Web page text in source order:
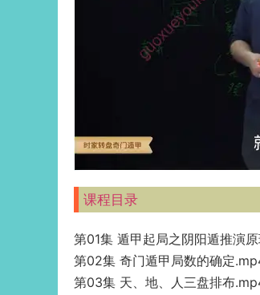
课程目录
第01集 遁甲起局之阴阳遁推演
第02集 奇门遁甲局数的确定
第03集 天、地、人三盘排布